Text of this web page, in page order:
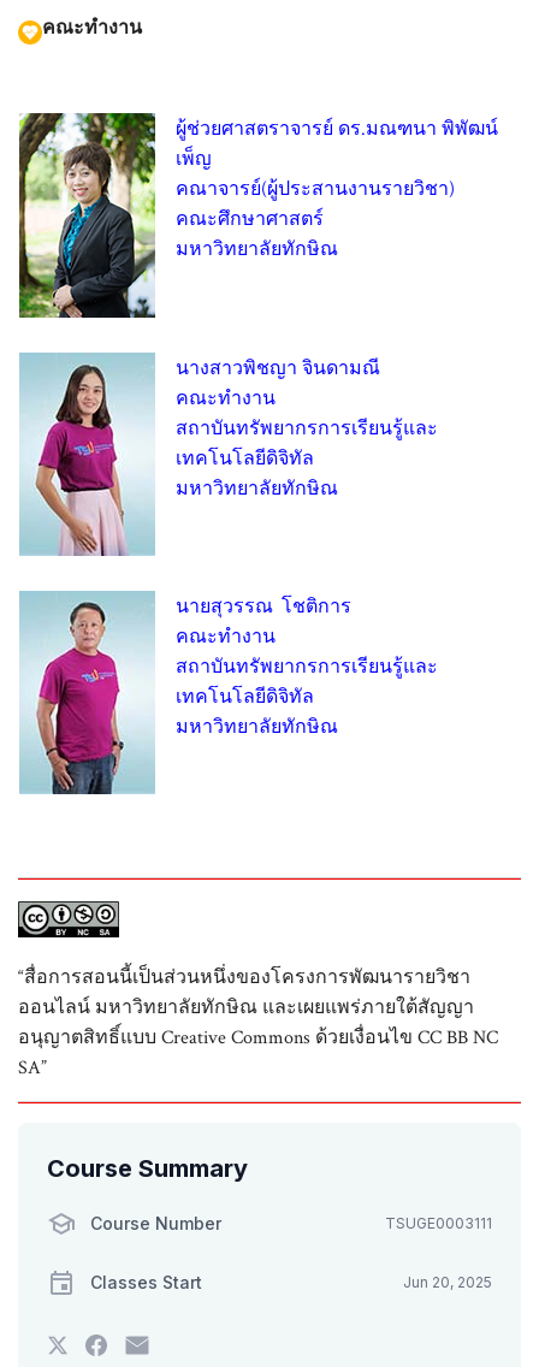
คณะทำงาน
ผู้ช่วยศาสตราจารย์ ดร.มณฑนา พิพัฒน์
เพ็ญ
คณาจารย์(ผู้ประสานงานรายวิชา)
คณะศึกษาศาสตร์
มหาวิทยาลัยทักษิณ
นางสาวพิชญา จินดามณี
คณะทำงาน
สถาบันทรัพยากรการเรียนรู้และ
เทคโนโลยีดิจิทัล
มหาวิทยาลัยทักษิณ
นายสุวรรณ โชติการ
คณะทำงาน
สถาบันทรัพยากรการเรียนรู้และ
เทคโนโลยีดิจิทัล
มหาวิทยาลัยทักษิณ
“สื่อการสอนนี้เป็นส่วนหนึ่งของโครงการพัฒนารายวิชา
ออนไลน์ มหาวิทยาลัยทักษิณ และเผยแพร่ภายใต้สัญญา
อนุญาตสิทธิ์แบบ Creative Commons ด้วยเงื่อนไข CC BB NC
SA”
Course Summary
Course Number TSUGE0003111
Classes Start Jun 20, 2025
Tweet
Post